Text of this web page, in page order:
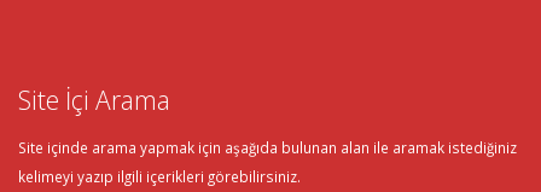
Site İçi Arama
Site içinde arama yapmak için aşağıda bulunan alan ile aramak istediğiniz
kelimeyi yazıp ilgili içerikleri görebilirsiniz.